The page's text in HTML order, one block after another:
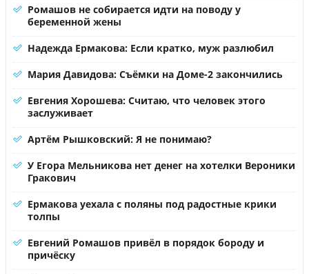
Ромашов не собирается идти на поводу у
беременной жены
Надежда Ермакова: Если кратко, муж разлюбил
Мария Давидова: Съёмки на Доме-2 закончились
Евгения Хорошева: Считаю, что человек этого
заслуживает
Артём Рышковский: Я не понимаю?
У Егора Мельникова нет денег на хотелки Вероники
Гракович
Ермакова уехала с поляны под радостные крики
толпы
Евгений Ромашов привёл в порядок бороду и
причёску